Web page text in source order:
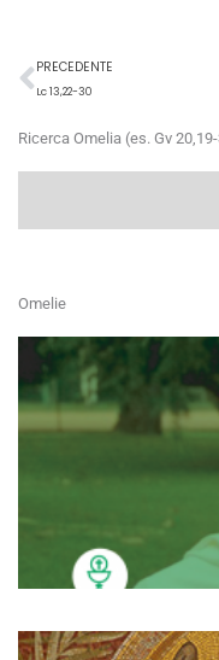
Precedente
PRECEDENTE
Lc 13,22-30
Ricerca Omelia (es. Gv
Omelie